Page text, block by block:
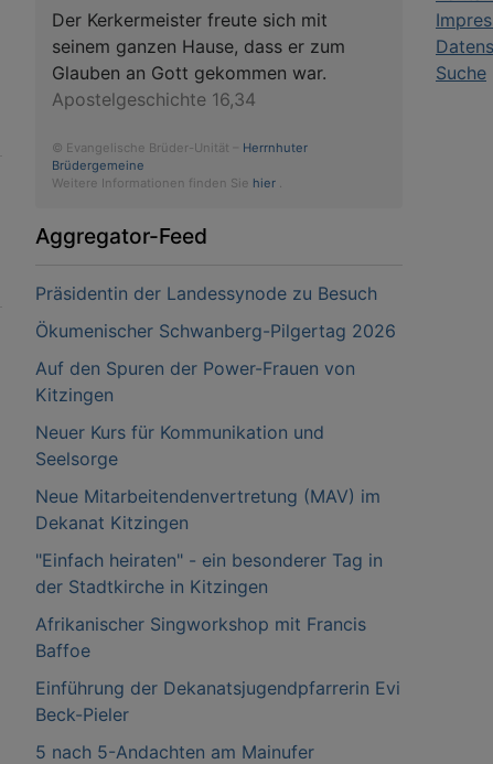
Der Kerkermeister freute sich mit
seinem ganzen Hause, dass er zum
Glauben an Gott gekommen war.
Apostelgeschichte 16,34
© Evangelische Brüder-Unität –
Herrnhuter
Brüdergemeine
Weitere Informationen finden Sie hier .
Aggregator-Feed
Präsidentin der Landessynode zu Besuch
Ökumenischer Schwanberg-Pilgertag 2026
Auf den Spuren der Power-Frauen von
Kitzingen
Neuer Kurs für Kommunikation und
Seelsorge
Neue Mitarbeitendenvertretung (MAV) im
Dekanat Kitzingen
"Einfach heiraten" - ein besonderer Tag in
der Stadtkirche in Kitzingen
Afrikanischer Singworkshop mit Francis
Baffoe
Einführung der Dekanatsjugendpfarrerin Evi
Beck-Pieler
5 nach 5-Andachten am Mainufer
Suche